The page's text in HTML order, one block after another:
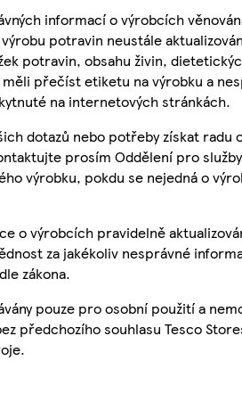
informací o výrobcích
potravin neustále
potravin, obsahu živin,
měli přečíst etiketu na výrobku a
na internetových stránkách.
dotazů nebo potřeby získat radu
prosím Oddělení pro
výrobku, pokdu se nejedná o
o výrobcích pravidelně
za jakékoliv nesprávné
zákona.
pouze pro osobní použití a
předchozího souhlasu Tesco